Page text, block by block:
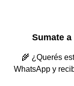
Sumate
🌾 ¿Querés
WhatsApp y